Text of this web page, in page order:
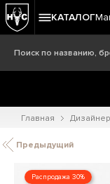
КАТАЛОГ
Главная
Предыдущий
Распродажа 30%